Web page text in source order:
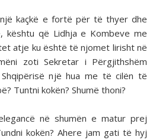
kaçkë e fortë për të thyer dhe
kështu që Lidhja e Kombeve me
atje ku është të njomet lirisht në
zoti Sekretar i Përgjithshëm
një hua me të cilën të
Tuntni kokën? Shumë thoni?
në shumën e matur prej
kokën? Ahere jam gati të hyj